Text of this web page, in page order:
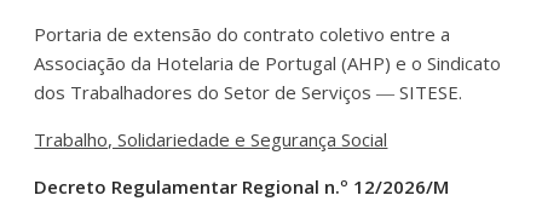
Portaria de extensão do contrato coletivo entre a
Associação da Hotelaria de Portugal (AHP) e o Sindicato
dos Trabalhadores do Setor de Serviços ― SITESE.
Trabalho, Solidariedade e Segurança Social
Decreto Regulamentar Regional n.º 12/2026/M